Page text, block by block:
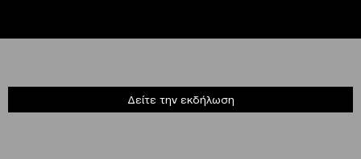
Δείτε την εκδήλωση